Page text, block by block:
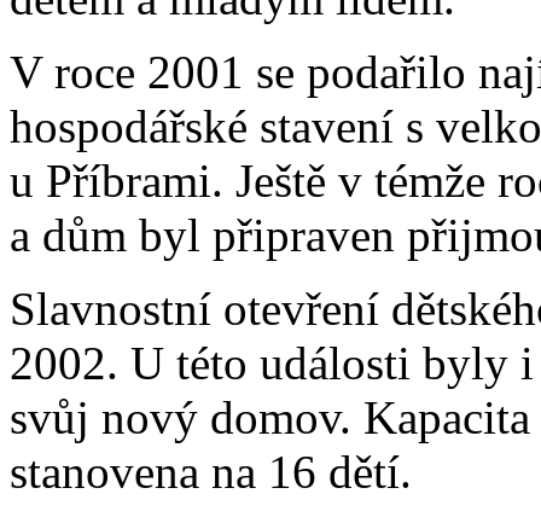
V roce 2001 se podařilo
hospodářské stavení s
u Příbrami. Ještě v témže
a dům byl připraven
Slavnostní otevření
2002. U této události byly
svůj nový domov.
stanovena na 16 dětí.